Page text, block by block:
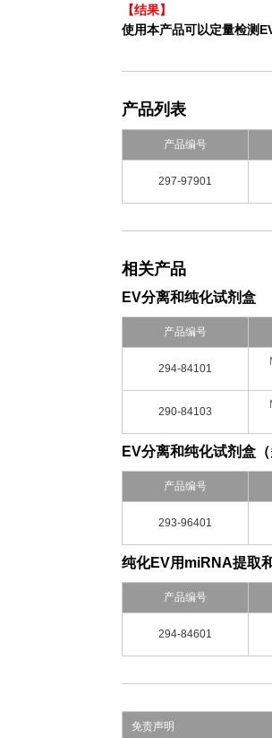
【结果】
使用本产品可以定量检测
产品列表
产品编号
297-97901
相关产品
EV分离和纯化试剂盒
产品编号
294-84101
290-84103
EV分离和纯化试剂盒
产品编号
293-96401
纯化EV用miRNA提取
产品编号
294-84601
免责声明